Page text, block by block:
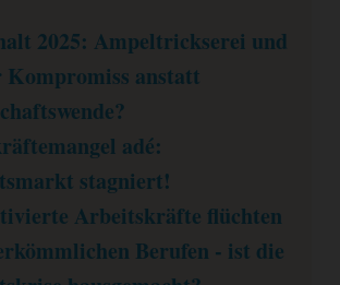
2025: Ampeltrickserei und
Kompromiss anstatt
adé:
stagniert!
Arbeitskräfte flüchten
Berufen - ist die